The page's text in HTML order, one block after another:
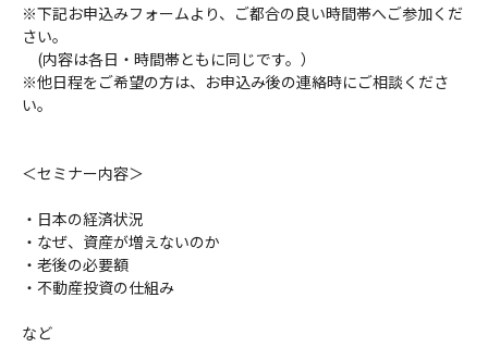
※下記お申込みフォームより、ご都合の良い時間帯へご参加くだ
さい。
(内容は各日・時間帯ともに同じです。）
※他日程をご希望の方は、お申込み後の連絡時にご相談くださ
い。
＜セミナー内容＞
・日本の経済状況
・なぜ、資産が増えないのか
・老後の必要額
・不動産投資の仕組み
など